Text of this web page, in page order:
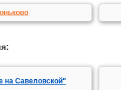
на Савеловской"